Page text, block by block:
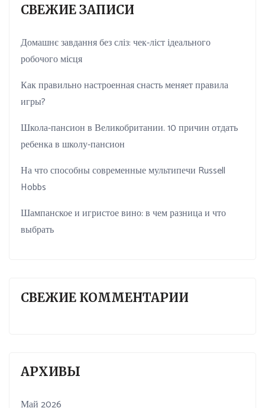
СВЕЖИЕ ЗАПИСИ
Домашнє завдання без сліз: чек-ліст ідеального
робочого місця
Как правильно настроенная снасть меняет правила
игры?
Школа-пансион в Великобритании. 10 причин отдать
ребенка в школу-пансион
На что способны современные мультипечи Russell
Hobbs
Шампанское и игристое вино: в чем разница и что
выбрать
СВЕЖИЕ КОММЕНТАРИИ
АРХИВЫ